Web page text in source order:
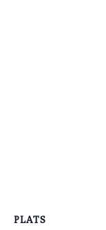
PLATS